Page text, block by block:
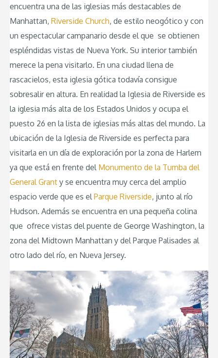
encuentra una de las iglesias más destacables de
Manhattan, Riverside Church, de estilo neogótico y con
un espectacular campanario desde el que se obtienen
espléndidas vistas de Nueva York. Su interior también
merece la pena visitarlo. En una ciudad llena de
rascacielos, esta iglesia gótica todavía consigue
sobresalir en altura. En realidad la Iglesia de Riverside es
la iglesia más alta de los Estados Unidos y ocupa el
puesto 26 en la lista de iglesias más altas del mundo. La
ubicación de la Iglesia de Riverside es perfecta para
visitarla en un día de exploración por la zona de Harlem
ya que está en frente del Monumento de la Tumba del
General Grant y se encuentra muy cerca del amplio
espacio verde que es el Parque Riverside, junto al río
Hudson. Además se encuentra en una pequeña colina
que ofrece vistas del puente de George Washington, la
zona del Midtown Manhattan y del Parque Palisades al
otro lado del río, en Nueva Jersey.